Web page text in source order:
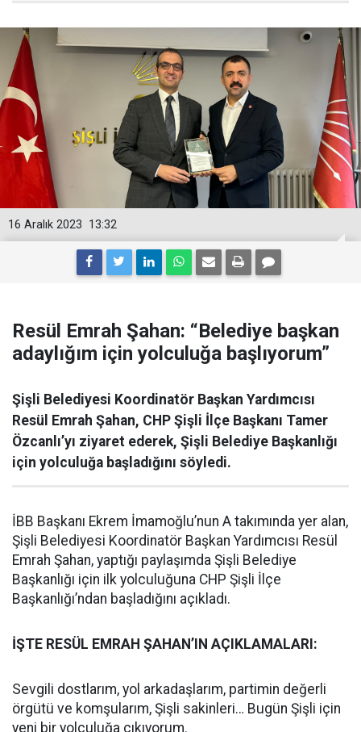
13:32
16 Aralık 2023
Resül Emrah Şahan: “Belediye başkan
adaylığım için yolculuğa başlıyorum”
Şişli Belediyesi Koordinatör Başkan Yardımcısı
Resül Emrah Şahan, CHP Şişli İlçe Başkanı Tamer
Özcanlı’yı ziyaret ederek, Şişli Belediye Başkanlığı
için yolculuğa başladığını söyledi.
İBB Başkanı Ekrem İmamoğlu’nun A takımında yer alan,
Şişli Belediyesi Koordinatör Başkan Yardımcısı Resül
Emrah Şahan, yaptığı paylaşımda Şişli Belediye
Başkanlığı için ilk yolculuğuna CHP Şişli İlçe
Başkanlığı’ndan başladığını açıkladı.
İŞTE RESÜL EMRAH ŞAHAN’IN AÇIKLAMALARI:
Sevgili dostlarım, yol arkadaşlarım, partimin değerli
örgütü ve komşularım, Şişli sakinleri… Bugün Şişli için
yeni bir yolculuğa çıkıyorum.